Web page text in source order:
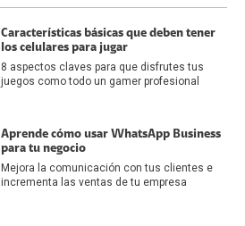
Características básicas que deben tener
los celulares para jugar
8 aspectos claves para que disfrutes tus
juegos como todo un gamer profesional
Aprende cómo usar WhatsApp Business
para tu negocio
Mejora la comunicación con tus clientes e
incrementa las ventas de tu empresa